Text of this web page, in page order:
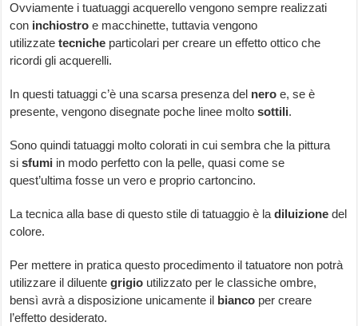
Ovviamente i tuatuaggi acquerello vengono sempre realizzati
con inchiostro e macchinette, tuttavia vengono
utilizzatetecniche particolari per creare un effetto ottico che
ricordi gli acquerelli.
In questi tatuaggi c’è una scarsa presenza del nero e, se è
presente, vengono disegnate poche linee moltosottili.
Sono quindi tatuaggi molto colorati in cui sembra che la pittura
sisfumi in modo perfetto con la pelle, quasi come se
quest’ultima fosse un vero e proprio cartoncino.
La tecnica alla base di questo stile di tatuaggio è ladiluizione del
colore.
Per mettere in pratica questo procedimento il tatuatore non potrà
utilizzare il diluentegrigio utilizzato per le classiche ombre,
bensì avrà a disposizione unicamente il bianco per creare
l’effetto desiderato.